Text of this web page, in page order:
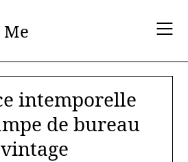
Me
intemporelle
de bureau
vintage